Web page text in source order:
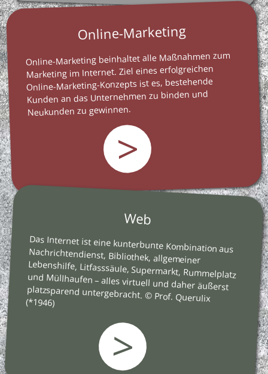
Online-Marketing
Online-Marketing beinhaltet alle Maßnahmen zum
Marketing im Internet. Ziel eines erfolgreichen
Online-Marketing-Konzepts ist es, bestehende
Kunden an das Unternehmen zu binden und
Neukunden zu gewinnen.
>
Web
Das Internet ist eine kunterbunte Kombination aus
Nachrichtendienst, Bibliothek, allgemeiner
Lebenshilfe, Litfasssäule, Supermarkt, Rummelplatz
und Müllhaufen – alles virtuell und daher äußerst
platzsparend untergebracht. © Prof. Querulix
(*1946)
>